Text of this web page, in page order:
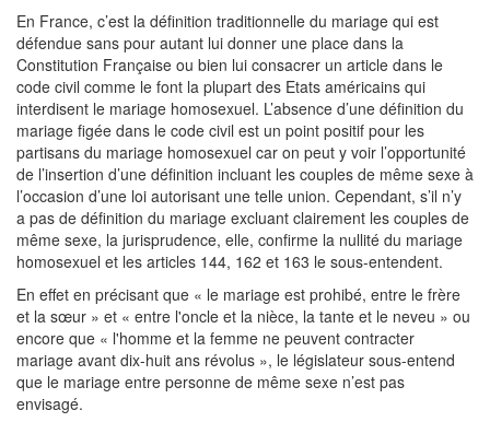
En France, c’est la définition traditionnelle du mariage qui est
défendue sans pour autant lui donner une place dans la
Constitution Française ou bien lui consacrer un article dans le
code civil comme le font la plupart des Etats américains qui
interdisent le mariage homosexuel. L’absence d’une définition du
mariage figée dans le code civil est un point positif pour les
partisans du mariage homosexuel car on peut y voir l’opportunité
de l’insertion d’une définition incluant les couples de même sexe à
l’occasion d’une loi autorisant une telle union. Cependant, s’il n’y
a pas de définition du mariage excluant clairement les couples de
même sexe, la jurisprudence, elle, confirme la nullité du mariage
homosexuel et les articles 144, 162 et 163 le sous-entendent.
En effet en précisant que « le mariage est prohibé, entre le frère
et la sœur » et « entre l'oncle et la nièce, la tante et le neveu » ou
encore que « l'homme et la femme ne peuvent contracter
mariage avant dix-huit ans révolus », le législateur sous-entend
que le mariage entre personne de même sexe n’est pas
envisagé.